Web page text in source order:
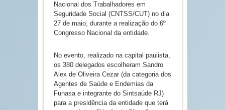
Nacional dos Trabalhadores em
Seguridade Social (CNTSS/CUT) no dia
27 de maio, durante a realização do 6º
Congresso Nacional da entidade.
No evento, realizado na capital paulista,
os 380 delegados escolheram Sandro
Alex de Oliveira Cezar (da categoria dos
Agentes de Saúde e Endemias da
Funasa e integrante do Sintsaúde RJ)
para a presidência da entidade que terá